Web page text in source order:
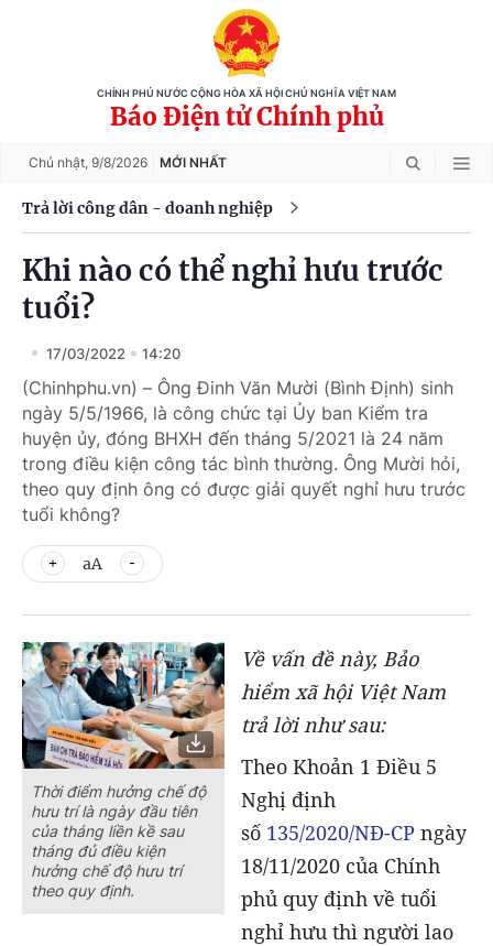
CHÍNH PHỦ NƯỚC CỘNG HÒA XÃ HỘI CHỦ NGHĨA VIỆT NAM
Báo Điện tử Chính phủ
Chủ nhật, 9/8/2026 MỚI NHẤT
Trả lời công dân - doanh nghiệp
Khi nào có thể nghỉ hưu trước
tuổi?
17/03/2022 14:20
(Chinhphu.vn) – Ông Đinh Văn Mười (Bình Định) sinh
ngày 5/5/1966, là công chức tại Ủy ban Kiểm tra
huyện ủy, đóng BHXH đến tháng 5/2021 là 24 năm
trong điều kiện công tác bình thường. Ông Mười hỏi,
theo quy định ông có được giải quyết nghỉ hưu trước
tuổi không?
aA
Thời điểm hưởng chế độ
hưu trí là ngày đầu tiên
của tháng liền kề sau
tháng đủ điều kiện
hưởng chế độ hưu trí
theo quy định.
Về vấn đề này, Bảo
hiểm xã hội Việt Nam
trả lời như sau:
Theo Khoản 1 Điều 5
Nghị định
số 135/2020/NĐ-CPngày
18/11/2020 của Chính
phủ quy định về tuổi
nghỉ hưu thì người lao